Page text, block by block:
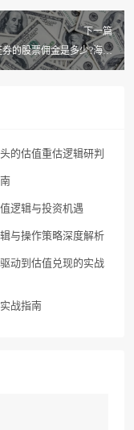
下一篇
的股票佣金是多少?海通
证券股票开户注意什么
的估值重估逻辑研判
逻辑与投资机遇
与操作策略深度解析
动到估值兑现的实战
战指南